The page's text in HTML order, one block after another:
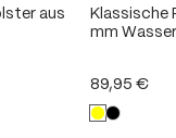
aus
Klassische
mm
89,95 €